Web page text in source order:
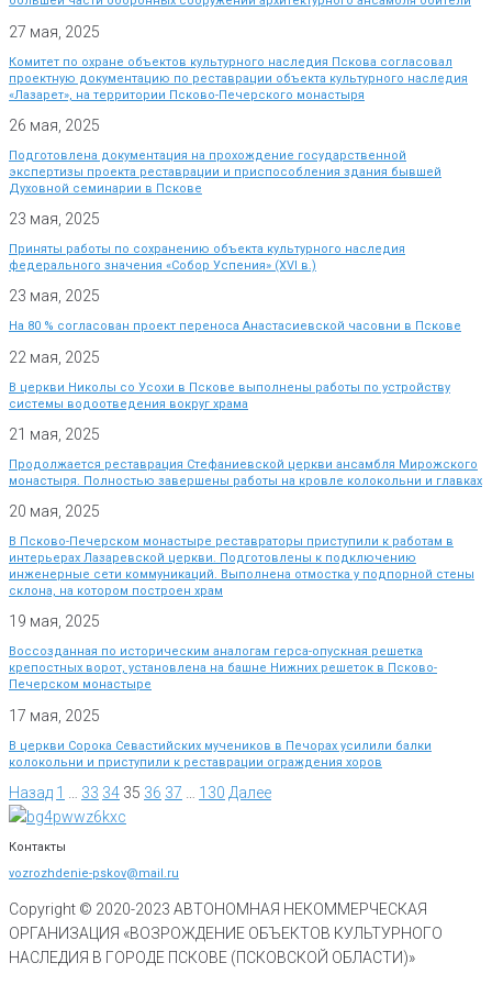
27 мая, 2025
Комитет по охране объектов культурного наследия Пскова согласовал
проектную документацию по реставрации объекта культурного наследия
«Лазарет», на территории Псково-Печерского монастыря
26 мая, 2025
Подготовлена документация на прохождение государственной
экспертизы проекта реставрации и приспособления здания бывшей
Духовной семинарии в Пскове
23 мая, 2025
Приняты работы по сохранению объекта культурного наследия
федерального значения «Собор Успения» (XVI в.)
23 мая, 2025
На 80 % согласован проект переноса Анастасиевской часовни в Пскове
22 мая, 2025
В церкви Николы со Усохи в Пскове выполнены работы по устройству
системы водоотведения вокруг храма
21 мая, 2025
Продолжается реставрация Стефаниевской церкви ансамбля Мирожского
монастыря. Полностью завершены работы на кровле колокольни и главках
20 мая, 2025
В Псково-Печерском монастыре реставраторы приступили к работам в
интерьерах Лазаревской церкви. Подготовлены к подключению
инженерные сети коммуникаций. Выполнена отмостка у подпорной стены
склона, на котором построен храм
19 мая, 2025
Воссозданная по историческим аналогам герса-опускная решетка
крепостных ворот, установлена на башне Нижних решеток в Псково-
Печерском монастыре
17 мая, 2025
В церкви Сорока Севастийских мучеников в Печорах усилили балки
колокольни и приступили к реставрации ограждения хоров
Назад 1 33 34 35 36 37 130 Далее
Контакты
vozrozhdenie-pskov@mail.ru
Copyright © 2020-2023 АВТОНОМНАЯ НЕКОММЕРЧЕСКАЯ
ОРГАНИЗАЦИЯ «ВОЗРОЖДЕНИЕ ОБЪЕКТОВ КУЛЬТУРНОГО
НАСЛЕДИЯ В ГОРОДЕ ПСКОВЕ (ПСКОВСКОЙ ОБЛАСТИ)»